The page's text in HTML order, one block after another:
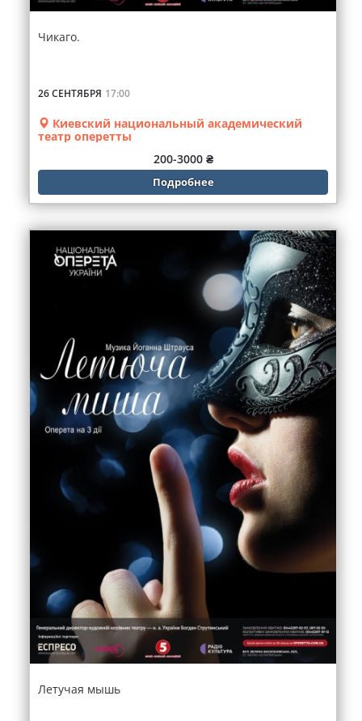
Чикаго.
26 СЕНТЯБРЯ 17:00
Киевский национальный академический
театр оперетты
200-3000 ₴
Подробнее
Летучая мышь